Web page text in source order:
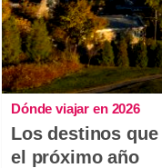
Dónde viajar en 2026
Los destinos
el próximo año